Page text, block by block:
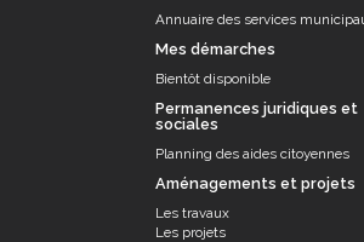
Annuaire des services
Mes démarches
Bientôt disponible
Permanences juridiques et
sociales
Planning des aides citoyennes
Aménagements et projets
Les travaux
Les projets